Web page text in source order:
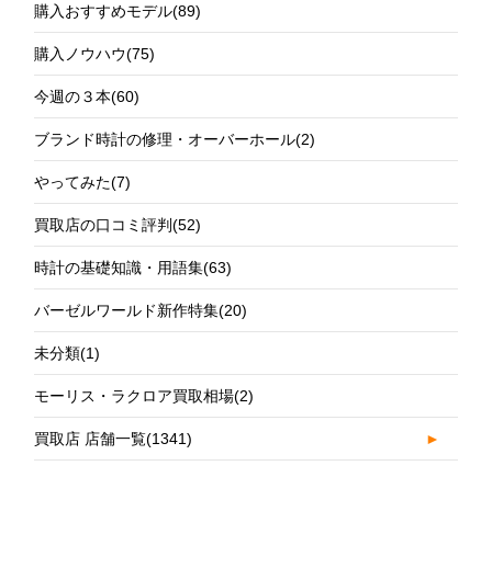
購入おすすめモデル(89)
購入ノウハウ(75)
今週の３本(60)
ブランド時計の修理・オーバーホール(2)
やってみた(7)
買取店の口コミ評判(52)
時計の基礎知識・用語集(63)
バーゼルワールド新作特集(20)
未分類(1)
モーリス・ラクロア買取相場(2)
買取店 店舗一覧(1341) ►